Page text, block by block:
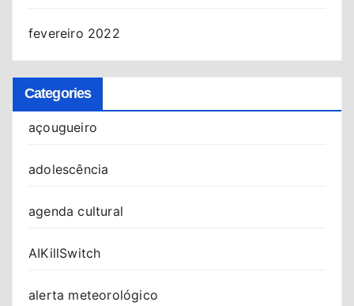
fevereiro 2022
Categories
açougueiro
adolescência
agenda cultural
AIKillSwitch
alerta meteorológico